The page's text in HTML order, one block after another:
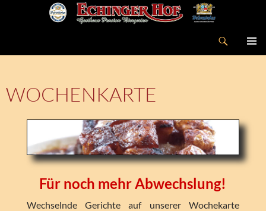
WOCHENKARTE
Für noch mehr Abwechslung!
Wechselnde Gerichte auf unserer Wochekarte